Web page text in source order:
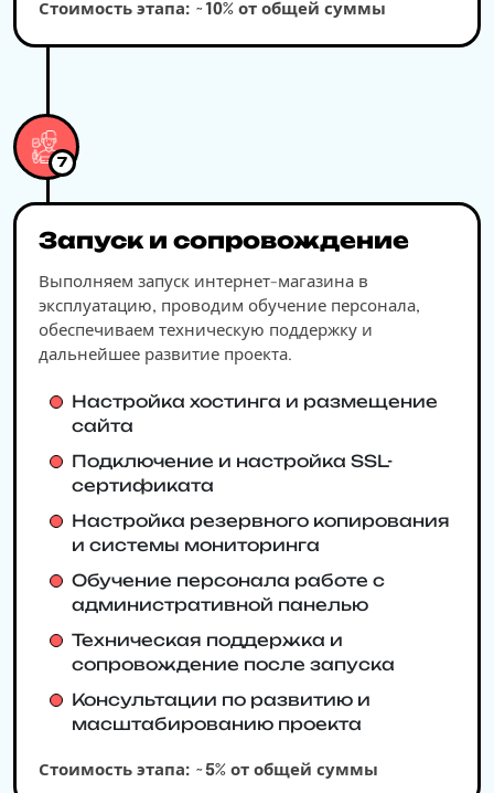
Стоимость этапа: ~10% от общей суммы
7
Запуск и сопровождение
Выполняем запуск интернет-магазина в
эксплуатацию, проводим обучение персонала,
обеспечиваем техническую поддержку и
дальнейшее развитие проекта.
Настройка хостинга и размещение
сайта
Подключение и настройка SSL-
сертификата
Настройка резервного копирования
и системы мониторинга
Обучение персонала работе с
административной панелью
Техническая поддержка и
сопровождение после запуска
Консультации по развитию и
масштабированию проекта
Стоимость этапа: ~5% от общей суммы